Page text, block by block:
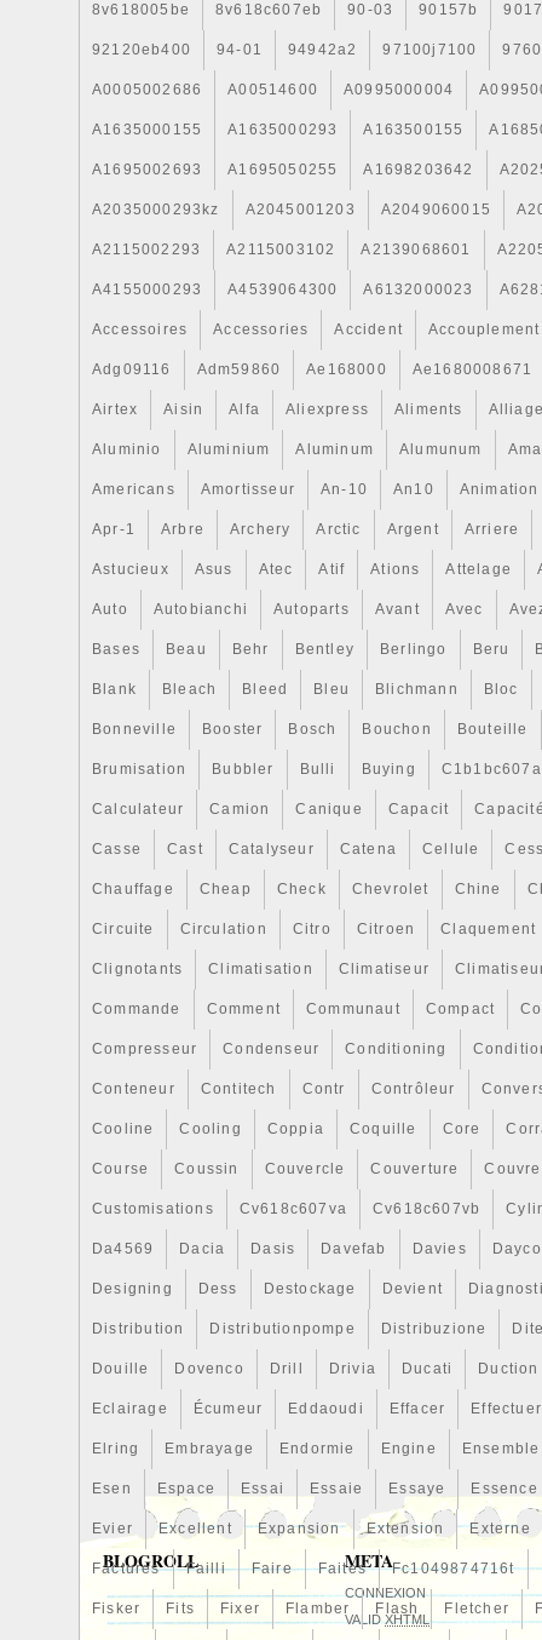
8v618005be 8v618c607eb 90-03 90157b
92120eb400 94-01 94942a2 97100j7100
A0005002686 A00514600 A0995000004
A1635000155 A1635000293 A163500155
A1695002693 A1695050255 A1698203642
A2035000293kz A2045001203 A2049060015
A2115002293 A2115003102 A2139068601
A4155000293 A4539064300 A6132000023
Accessoires Accessories Accident Accouplement
Adg09116 Adm59860 Ae168000 Ae1680008671
Airtex Aisin Alfa Aliexpress Aliments
Aluminio Aluminium Aluminum Alumunum
Americans Amortisseur An-10 An10 Animation
Apr-1 Arbre Archery Arctic Argent Arriere
Astucieux Asus Atec Atif Ations Attelage
Auto Autobianchi Autoparts Avant Avec
Bases Beau Behr Bentley Berlingo Beru
Blank Bleach Bleed Bleu Blichmann Bloc
Bonneville Booster Bosch Bouchon Bouteille
Brumisation Bubbler Bulli Buying
Calculateur Camion Canique Capacit
Casse Cast Catalyseur Catena Cellule
Chauffage Cheap Check Chevrolet Chine
Circuite Circulation Citro Citroen Claquement
Clignotants Climatisation Climatiseur
Commande Comment Communaut Compact
Compresseur Condenseur Conditioning
Conteneur Contitech Contr Contrôleur
Cooline Cooling Coppia Coquille Core
Course Coussin Couvercle Couverture
Customisations Cv618c607va Cv618c607vb
Da4569 Dacia Dasis Davefab Davies Dayco
Designing Dess Destockage Devient
Distribution Distributionpompe Distribuzione
Douille Dovenco Drill Drivia Ducati Duction
Eclairage Écumeur Eddaoudi Effacer Effectuer
Elring Embrayage Endormie Engine Ensemble
Esen Espace Essai Essaie Essaye Essence
Evier Excellent Expansion Extension Externe
Factures Failli Faire Faites Fc1049874716t
Fisker Fits Fixer Flamber Flash Fletcher
BLOGROLL META
CONNEXION
VALIDXHTML